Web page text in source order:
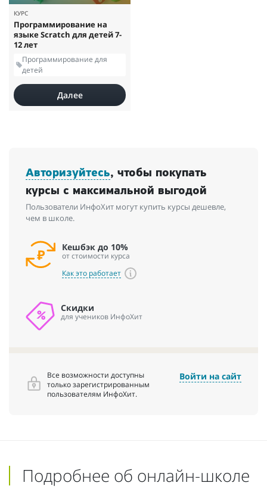
КУРС
Программирование на
языке Scratch для детей 7-
12 лет
Программирование для
детей
Далее
Авторизуйтесь, чтобы покупать
курсы с максимальной выгодой
Пользователи ИнфоХит могут купить курсы дешевле,
чем в школе.
Кешбэк до 10%
от стоимости курса
Как это работает
Скидки
для учеников ИнфоХит
Все возможности доступны
только зарегистрированным
пользователям ИнфоХит.
Войти на сайт
Подробнее об онлайн-школе